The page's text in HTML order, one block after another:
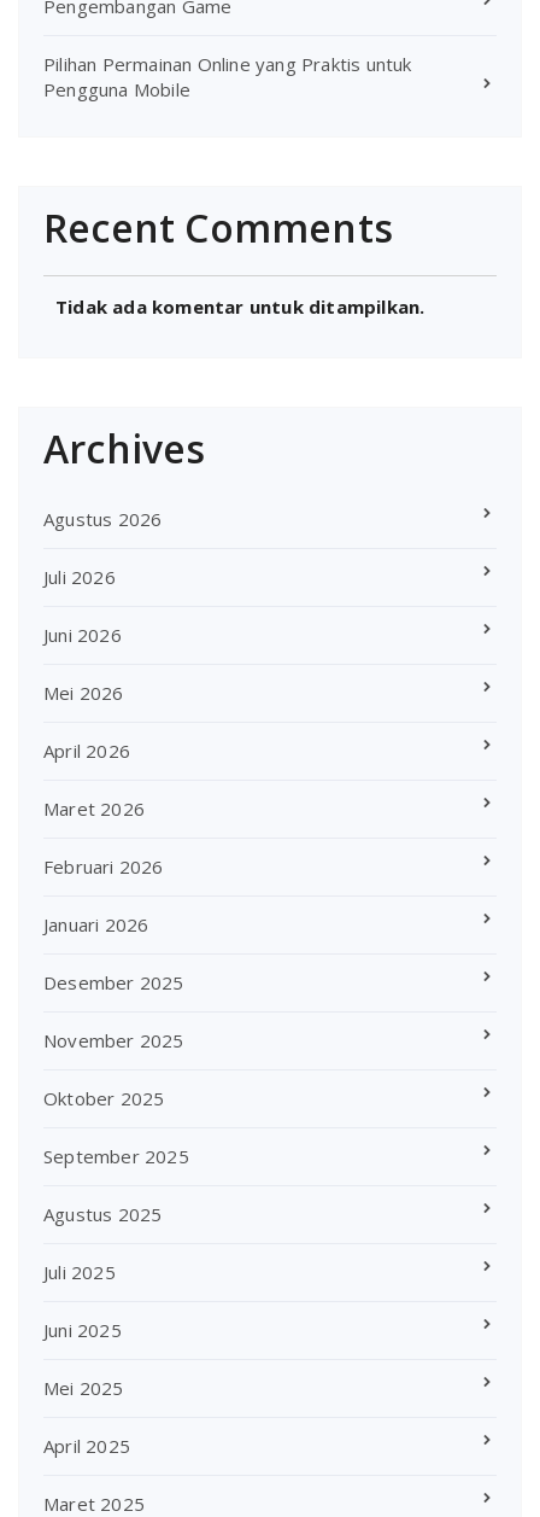
Pengembangan Game
Pilihan Permainan Online yang Praktis untuk
Pengguna Mobile
Recent Comments
Tidak ada komentar untuk ditampilkan.
Archives
Agustus 2026
Juli 2026
Juni 2026
Mei 2026
April 2026
Maret 2026
Februari 2026
Januari 2026
Desember 2025
November 2025
Oktober 2025
September 2025
Agustus 2025
Juli 2025
Juni 2025
Mei 2025
April 2025
Maret 2025